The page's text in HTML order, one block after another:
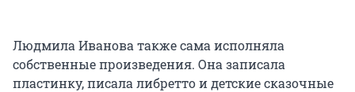
Людмила Иванова также сама исполняла
собственные произведения. Она записала
пластинку, писала либретто и детские сказочные